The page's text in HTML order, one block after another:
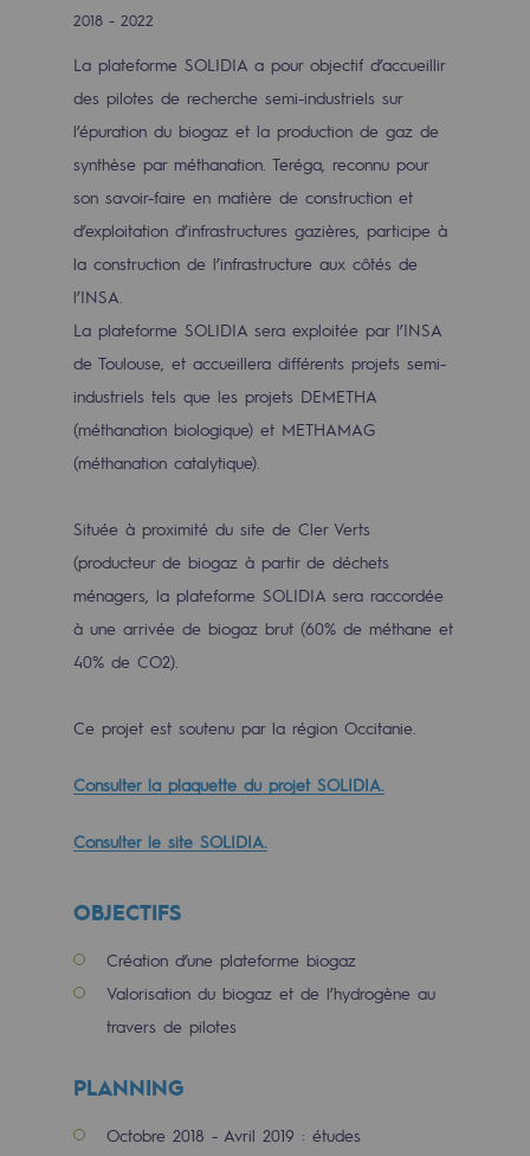
Notre culture et nos valeurs
Une organisation certifiée
Notre organisation
Notre organisation
Gouvernance
Indicateurs
Publications institutionnelles
Où nous trouver
Les énergies d'avenir
Notre vision
Gaz renouvelables et procédés durables
Pyrogazéification et gazéification
Méthanation
Captage de CO2
Espace pédagogique
Espace pédagogique
2050 : un monde d’énergies
Objectif Hydrogène
2018 - 2022
La plateforme SOLIDIA a pour objectif d’accueillir
des pilotes de recherche semi-industriels sur
l’épuration du biogaz et la production de gaz de
synthèse par méthanation. Teréga, reconnu pour
son savoir-faire en matière de construction et
d’exploitation d’infrastructures gazières, participe à
la construction de l’infrastructure aux côtés de
l’INSA.
La plateforme SOLIDIA sera exploitée par l’INSA
de Toulouse, et accueillera différents projets semi-
industriels tels que les projets DEMETHA
(méthanation biologique) et METHAMAG
(méthanation catalytique).
Située à proximité du site de Cler Verts
(producteur de biogaz à partir de déchets
ménagers, la plateforme SOLIDIA sera raccordée
à une arrivée de biogaz brut (60% de méthane et
40% de CO2).
Ce projet est soutenu par la région Occitanie.
Consulter la plaquette du projet SOLIDIA.
Consulter le site SOLIDIA.
OBJECTIFS
Création d’une plateforme biogaz
Valorisation du biogaz et de l’hydrogène au
travers de pilotes
PLANNING
Octobre 2018 - Avril 2019 : études